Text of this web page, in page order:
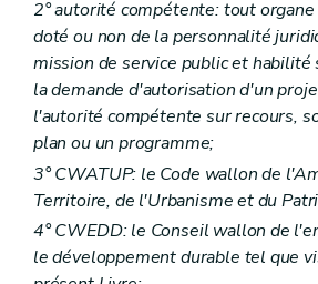
Art. D 72
Art. D 73
Art. D 74
Art. D 75
Art. D 76
Art. D 77
Chapitre IV Dispositions
Art. D 78
Chapitre V Dispositions
Art. D 79
Art. D 80
Art. D 81
Partie VI
2° autorité compétente: tout
doté ou non de la personnalité
mission de service public et habilité
la demande d'autorisation d'un
l'autorité compétente sur recours,
plan ou un programme;
3° CWATUP: le Code wallon de
Territoire, de l'Urbanisme et du
4° CWEDD: le Conseil wallon de
le développement durable tel que